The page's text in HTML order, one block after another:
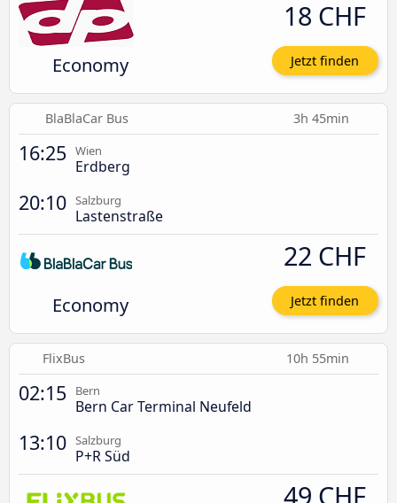
Economy
18 CHF
Jetzt finden
BlaBlaCar Bus 3h 45min
16:25 Wien
Erdberg
20:10 Salzburg
Lastenstraße
Economy
22 CHF
Jetzt finden
FlixBus 10h 55min
02:15 Bern
Bern Car Terminal Neufeld
13:10 Salzburg
P+R Süd
49 CHF